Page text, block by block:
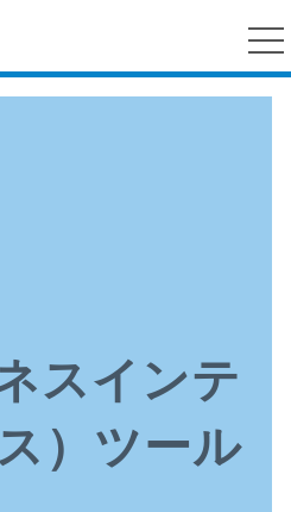
スインテ
）ツール